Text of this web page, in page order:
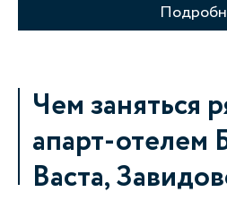
Чем заняться
апарт-отелем
Васта,